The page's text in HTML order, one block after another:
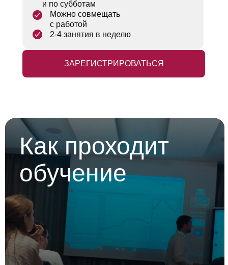
и по субботам
Можно совмещать
с работой
2-4 занятия в неделю
ЗАРЕГИСТРИРОВАТЬСЯ
Анна Обижаева
Профессор РЭШ, PhD, Массачусетский
технологический институт